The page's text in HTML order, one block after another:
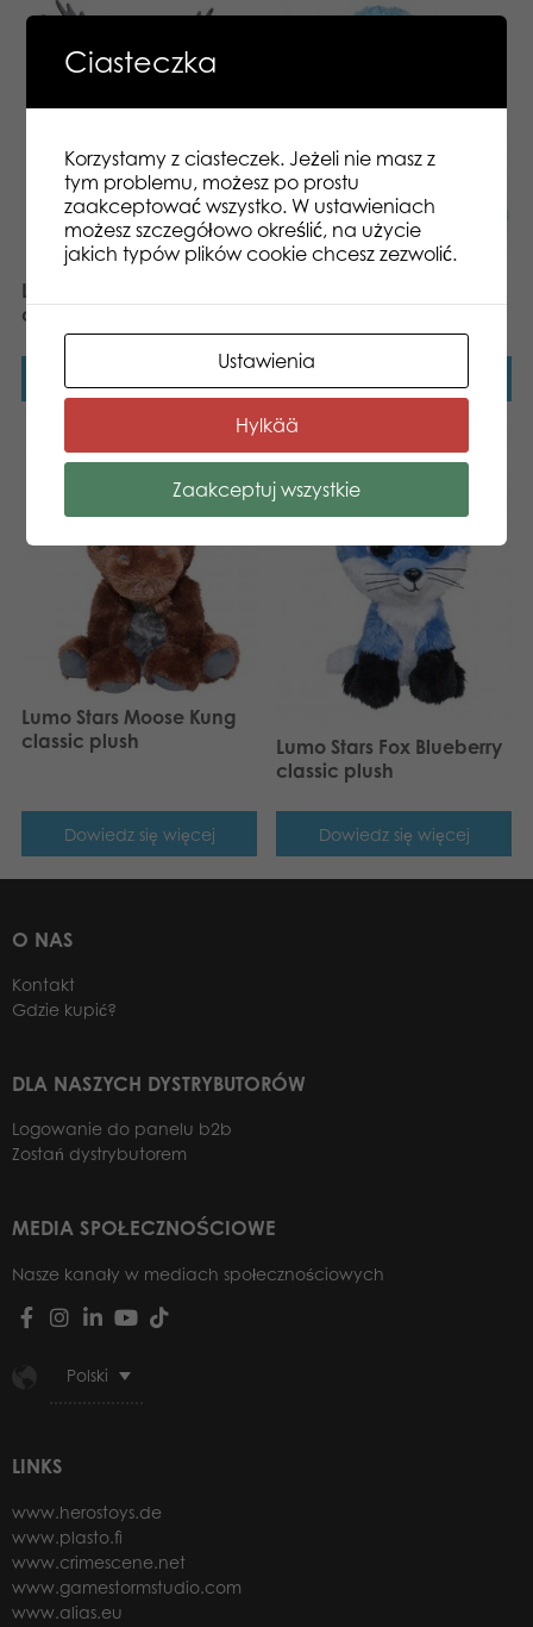
Lumo Stars Moose Helge
classic plush
Lumo Stars Moose Kung
classic plush
Dowiedz się więcej
Lumo Stars Fox Blueberry
classic plush
Dowiedz się więcej
O NAS
Kontakt
Gdzie kupić?
DLA NASZYCH DYSTRYBUTORÓW
Logowanie do panelu b2b
Zostań dystrybutorem
MEDIA SPOŁECZNOŚCIOWE
Nasze kanały w mediach społecznościowych
Polski
LINKS
www.herostoys.de
www.plasto.fi
www.crimescene.net
www.gamestormstudio.com
www.alias.eu
Ciasteczka
Korzystamy z ciasteczek. Jeżeli nie masz z
tym problemu, możesz po prostu
zaakceptować wszystko. W ustawieniach
możesz szczegółowo określić, na użycie
jakich typów plików cookie chcesz zezwolić.
Ustawienia
Hylkää
Zaakceptuj wszystkie